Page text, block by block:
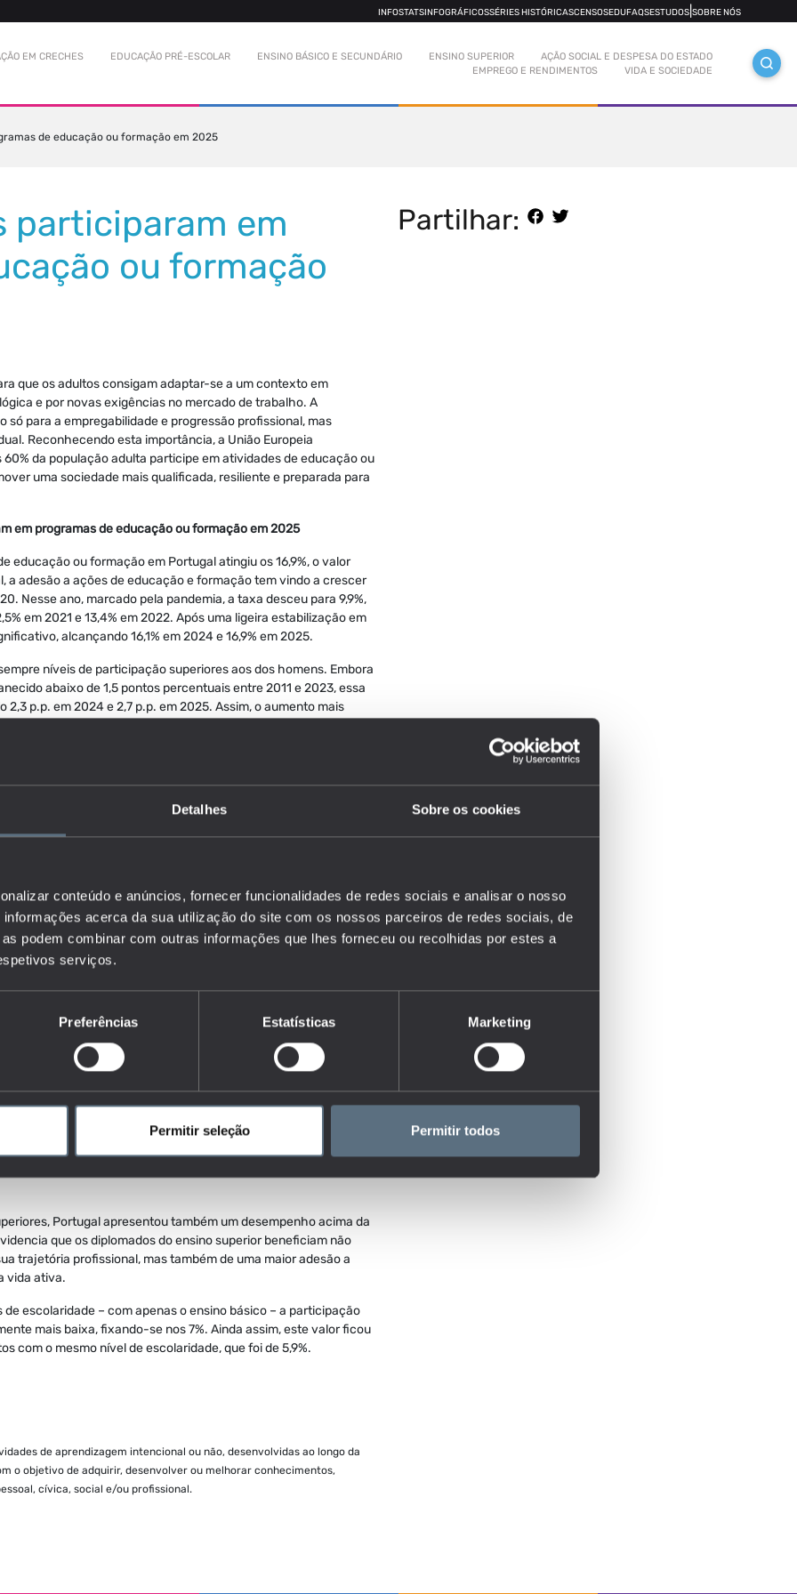
Detalhes Sobre os cookies
conteúdo e anúncios, fornecer funcionalidades de redes sociais e analisar o nosso
informações acerca da sua utilização do site com os nossos parceiros de redes sociais, de
podem combinar com outras informações que lhes forneceu ou recolhidas por estes a
serviços.
Preferências Estatísticas Marketing
Permitir seleção Permitir todos
INFOSTATSINFOGRÁFICOSSÉRIES HISTÓRICASCENSOSEDUFAQSESTUDOS SOBRE NÓS
EM CRECHES EDUCAÇÃO PRÉ-ESCOLAR ENSINO BÁSICO E SECUNDÁRIO ENSINO SUPERIOR
AÇÃO SOCIAL E DESPESA DO ESTADO
EMPREGO E RENDIMENTOS
VIDA E SOCIEDADE
de educação ou formação em 2025
participaram em
ou formação
que os adultos consigam adaptar-se a um contexto em
e por novas exigências no mercado de trabalho. A
para a empregabilidade e progressão profissional, mas
Reconhecendo esta importância, a União Europeia
da população adulta participe em atividades de educação ou
uma sociedade mais qualificada, resiliente e preparada para
em programas de educação ou formação em 2025
educação ou formação em Portugal atingiu os 16,9%, o valor
a adesão a ações de educação e formação tem vindo a crescer
Nesse ano, marcado pela pandemia, a taxa desceu para 9,9%,
em 2021 e 13,4% em 2022. Após uma ligeira estabilização em
alcançando 16,1% em 2024 e 16,9% em 2025.
níveis de participação superiores aos dos homens. Embora
abaixo de 1,5 pontos percentuais entre 2011 e 2023, essa
p.p. em 2024 e 2,7 p.p. em 2025. Assim, o aumento mais
sobretudo pela maior participação feminina em ações de
da média europeia
em programas de educação ou formação ainda estar
para 2030, os valores de Portugal (16,9%) foram superiores
percentuais, ficando também acima de países como a Grécia
Não obstante, Portugal ainda se encontra bastante longe
a Suécia e a Dinamarca, que apresentaram taxas
no território nacional. A Grande Lisboa destacou-se
as regiões Centro e Península de Setúbal registaram valores
níveis de participação ficaram abaixo da média nacional. As
favoráveis, com taxas inferiores a 14%.
é o facto de a taxa de participação ser superior entre os
com o ensino superior. Em Portugal, a taxa de participação
acima da registada para o conjunto da população
Portugal apresentou também um desempenho acima da
que os diplomados do ensino superior beneficiam não
trajetória profissional, mas também de uma maior adesão a
vida ativa.
escolaridade – com apenas o ensino básico – a participação
mais baixa, fixando-se nos 7%. Ainda assim, este valor ficou
com o mesmo nível de escolaridade, que foi de 5,9%.
de aprendizagem intencional ou não, desenvolvidas ao longo da
o objetivo de adquirir, desenvolver ou melhorar conhecimentos,
cívica, social e/ou profissional.
Partilhar: